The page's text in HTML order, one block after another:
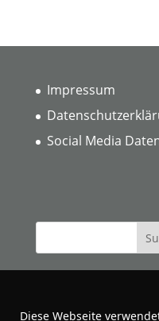
Impressum
Social Media
Diese Webseite